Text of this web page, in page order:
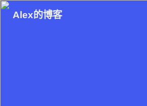
Alex的博客